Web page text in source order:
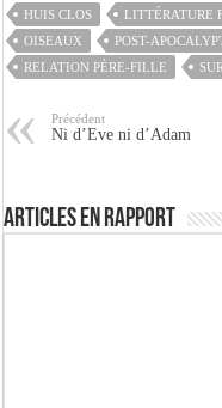
HUIS CLOS
LITTÉRATURE
OISEAUX
POST-
RELATION PÈRE-FILLE
Précédent
Ni d’Eve ni d’Adam
Articles en rapport